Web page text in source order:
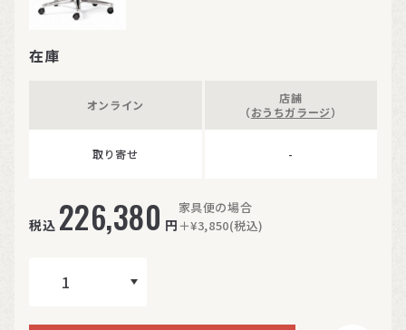
在庫
オンライン
取り寄せ
店舗
（おうちガラージ）
-
税込 226,380 円
家具便の場合
＋¥3,850(税込)